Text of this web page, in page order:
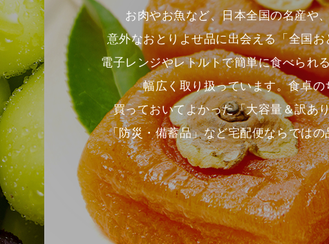
お肉やお魚など、日本全国の名産や
意外なおとりよせ品に出会える「全国
電子レンジやレトルトで簡単に食べられ
幅広く取り扱っています。食卓の
買っておいてよかった「大容量＆訳あ
「防災・備蓄品」など宅配便ならではの